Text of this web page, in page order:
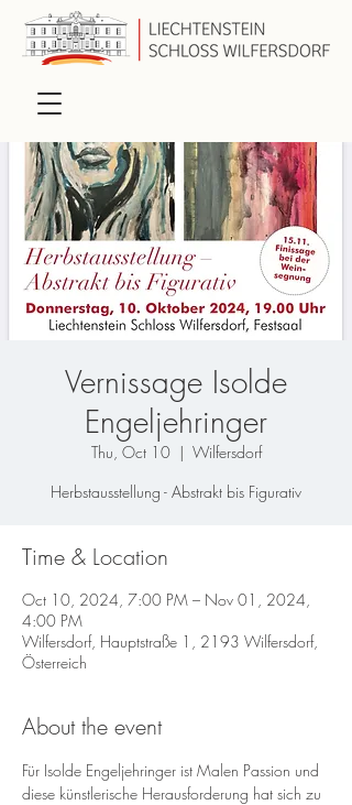
Vernissage Isolde
Engeljehringer
Thu, Oct 10
  |
Wilfersdorf
Herbstausstellung - Abstrakt bis Figurativ
Time & Location
Oct 10, 2024, 7:00 PM – Nov 01, 2024,
4:00 PM
Wilfersdorf, Hauptstraße 1, 2193 Wilfersdorf,
Österreich
About the event
Für Isolde Engeljehringer ist Malen Passion und
diese künstlerische Herausforderung hat sich zu